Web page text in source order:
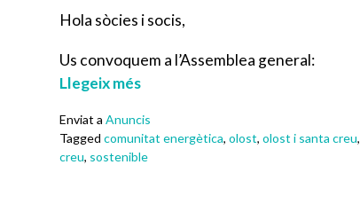
Hola sòcies i socis,
Us convoquem a l’Assemblea general:
Llegeix més
Enviat a Anuncis
Tagged comunitat energètica, olost, olost i santa creu,
creu, sostenible